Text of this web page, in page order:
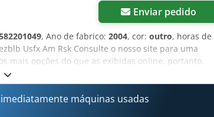
Enviar pedido
, Ano de fabrico: 2004, cor: outro, horas de
Usfx Am Rsk Consulte o nosso site para uma
mais opções do que as exibidas online, portanto,
a qualquer momento. Todas as nossas máquinas
Precisa de fotos? Basta nos contactar e as
inglês, francês, alemão, espanhol e russo.
máquinas usadas